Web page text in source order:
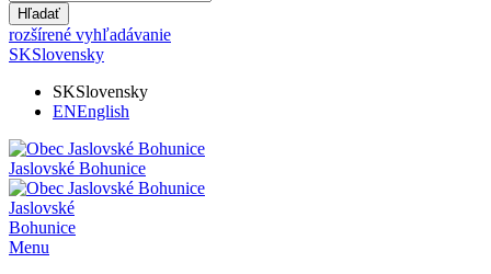
Hľadať
rozšírené vyhľadávanie
SKSlovensky
SKSlovensky
ENEnglish
Jaslovské Bohunice
Jaslovské
Bohunice
Menu